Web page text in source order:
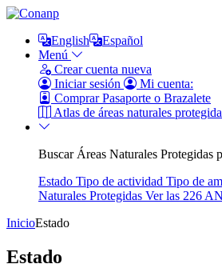
English
Español
Menú
Crear cuenta nueva
Iniciar sesión
Mi cuenta:
Comprar Pasaporte o Brazalete
Atlas de áreas naturales
Buscar Áreas Naturales Protegidas
Estado Tipo de actividad Tipo de
Naturales Protegidas Ver las 226
InicioEstado
Estado